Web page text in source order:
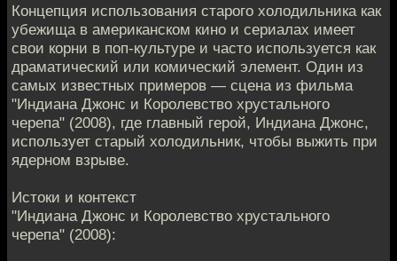
Концепция использования старого холодильника как
убежища в американском кино и сериалах имеет
свои корни в поп-культуре и часто используется как
драматический или комический элемент. Один из
самых известных примеров — сцена из фильма
"Индиана Джонс и Королевство хрустального
черепа" (2008), где главный герой, Индиана Джонс,
использует старый холодильник, чтобы выжить при
ядерном взрыве.
Истоки и контекст
"Индиана Джонс и Королевство хрустального
черепа" (2008):